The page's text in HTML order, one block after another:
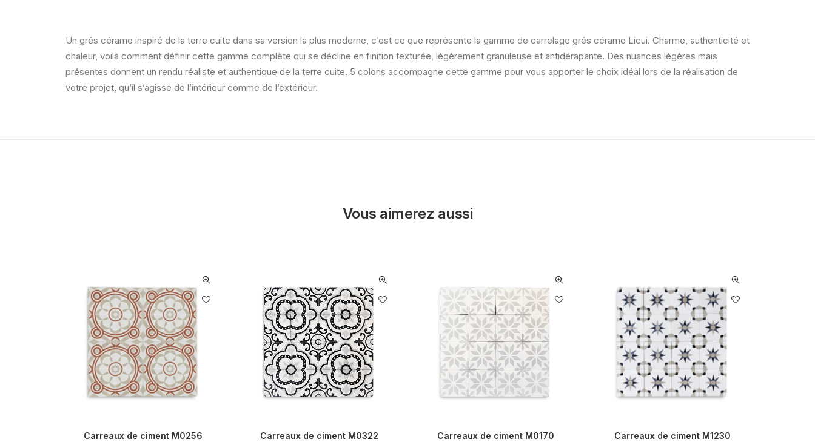
Un grés cérame inspiré de la terre cuite dans sa version la plus moderne, c’est ce que représente la gamme de carrelage grés cérame Licui. Charme, authenticité et
chaleur, voilà comment définir cette gamme complète qui se décline en finition texturée, légèrement granuleuse et antidérapante. Des nuances légères mais
présentes donnent un rendu réaliste et authentique de la terre cuite. 5 coloris accompagne cette gamme pour vous apporter le choix idéal lors de la réalisation de
votre projet, qu’il s’agisse de l’intérieur comme de l’extérieur.
Vous aimerez aussi
Carreaux de ciment M0256
Carreaux de ciment M0322
Carreaux de ciment M0170
Carreaux de ciment M1230